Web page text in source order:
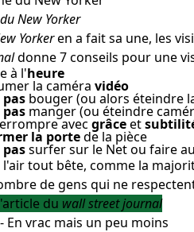
New Yorker
Yorkeren a fait sa une, les
donne 7 conseils pour une
à l'heure
la caméra vidéo
pas bouger (ou alors éteindre
pas manger (ou éteindre
avec grâceet
la portede la pièce
passurfer sur le Net ou faire
l'air tout bête, comme la
de gens qui ne
du wall street journal
En vrac mais un peu moins